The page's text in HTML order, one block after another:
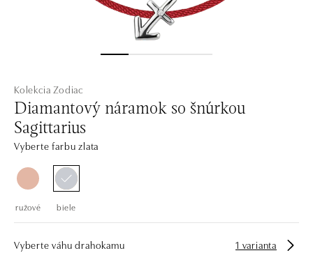
Kolekcia Zodiac
Diamantový náramok so šnúrkou
Sagittarius
Vyberte farbu zlata
ružové biele
Vyberte váhu drahokamu 1 varianta